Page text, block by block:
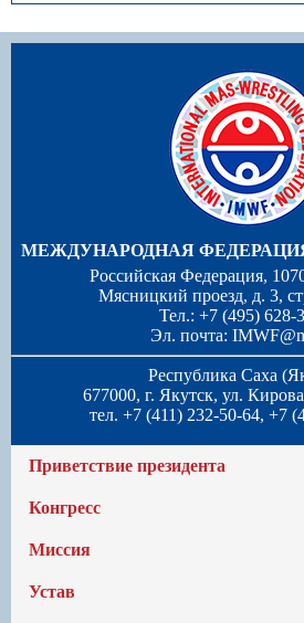
МЕЖДУНАРОДНАЯ
Российская Федерация,
Мясницкий проезд, д. 3,
Тел.: +7 (495) 628-
Эл. почта:
Республика Саха
677000, г. Якутск, ул.
тел. +7 (411) 232-50-64, +7
Приветствие президента
Конгресс
Миссия
Устав